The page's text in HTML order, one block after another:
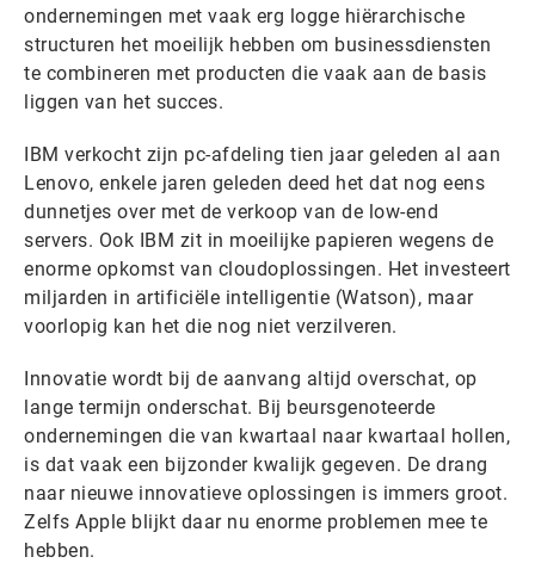
ondernemingen met vaak erg logge hiërarchische
structuren het moeilijk hebben om businessdiensten
te combineren met producten die vaak aan de basis
liggen van het succes.
IBM verkocht zijn pc-afdeling tien jaar geleden al aan
Lenovo, enkele jaren geleden deed het dat nog eens
dunnetjes over met de verkoop van de low-end
servers. Ook IBM zit in moeilijke papieren wegens de
enorme opkomst van cloudoplossingen. Het investeert
miljarden in artificiële intelligentie (Watson), maar
voorlopig kan het die nog niet verzilveren.
Innovatie wordt bij de aanvang altijd overschat, op
lange termijn onderschat. Bij beursgenoteerde
ondernemingen die van kwartaal naar kwartaal hollen,
is dat vaak een bijzonder kwalijk gegeven. De drang
naar nieuwe innovatieve oplossingen is immers groot.
Zelfs Apple blijkt daar nu enorme problemen mee te
hebben.